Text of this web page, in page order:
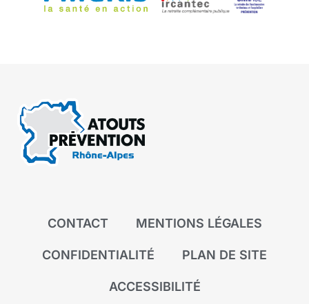
CONTACT MENTIONS LÉGALES
CONFIDENTIALITÉ PLAN DE SITE
ACCESSIBILITÉ